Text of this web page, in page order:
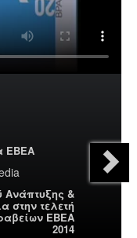
ΕΒΕΑ
Ανάπτυξης &
στην τελετή
ΕΒΕΑ
2014